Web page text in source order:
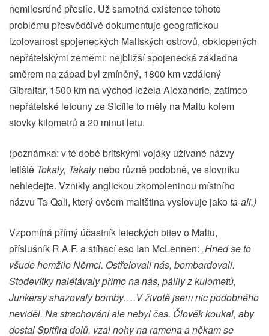
nemilosrdné přesile. Už samotná existence tohoto
problému přesvědčivě dokumentuje geografickou
izolovanost spojeneckých Maltských ostrovů, obklopených
nepřátelskými zeměmi: nejbližší spojenecká základna
směrem na západ byl zmíněný, 1800 km vzdálený
Gibraltar, 1500 km na východ ležela Alexandrie, zatímco
nepřátelské letouny ze Sicílie to měly na Maltu kolem
stovky kilometrů a 20 minut letu.
(poznámka: v té době britskými vojáky užívané názvy
letiště Tokaly, Takalynebo různě podobně, ve slovníku
nehledejte. Vznikly anglickou zkomoleninou místního
názvu Ta-Qali, který ovšem maltština vyslovuje jako ta-ali.)
Vzpomíná přímý účastník leteckých bitev o Maltu,
příslušník R.A.F. a stíhací eso Ian McLennen: „Hned se to
všude hemžilo Němci. Ostřelovali nás, bombardovali.
Stodevítky nalétávaly přímo na nás, pálily z kulometů,
Junkersy shazovaly bomby….V životě jsem nic podobného
neviděl. Na strachování ale nebyl čas. Člověk koukal, aby
dostal Spitfira dolů, vzal nohy na ramena a někam se